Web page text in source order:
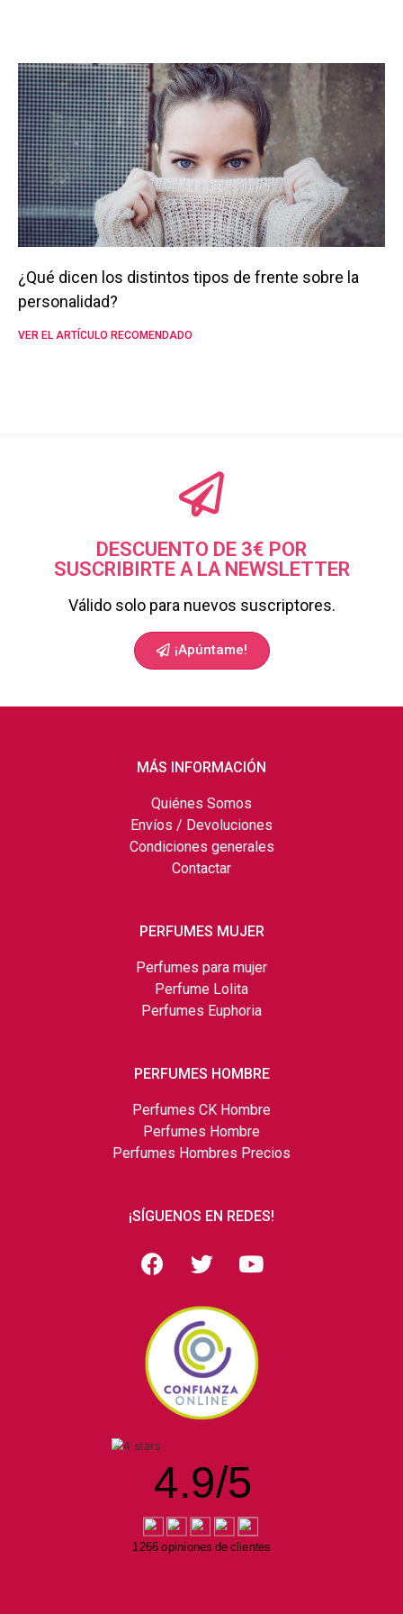
¿Qué dicen los distintos tipos de frente sobre la
personalidad?
VER EL ARTÍCULO RECOMENDADO
DESCUENTO DE 3€ POR
SUSCRIBIRTE A LA NEWSLETTER
Válido solo para nuevos suscriptores.
¡Apúntame!
MÁS INFORMACIÓN
Quiénes Somos
Envíos / Devoluciones
Condiciones generales
Contactar
PERFUMES MUJER
Perfumes para mujer
Perfume Lolita
Perfumes Euphoria
PERFUMES HOMBRE
Perfumes CK Hombre
Perfumes Hombre
Perfumes Hombres Precios
¡SÍGUENOS EN REDES!
4.9/5
1266 opiniones de clientes